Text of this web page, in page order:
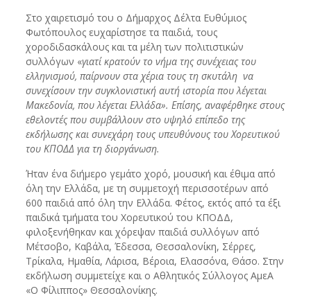
Στο χαιρετισμό του ο Δήμαρχος Δέλτα Ευθύμιος
Φωτόπουλος ευχαρίστησε τα παιδιά, τους
χοροδιδασκάλους και τα μέλη των πολιτιστικών
συλλόγων «γιατί κρατούν το νήμα της συνέχειας του
ελληνισμού, παίρνουν στα χέρια τους τη σκυτάλη να
συνεχίσουν την συγκλονιστική αυτή ιστορία που λέγεται
Μακεδονία, που λέγεται Ελλάδα». Επίσης, αναφέρθηκε στους
εθελοντές που συμβάλλουν στο υψηλό επίπεδο της
εκδήλωσης και συνεχάρη τους υπευθύνους του Χορευτικού
του ΚΠΟΔΔ για τη διοργάνωση.
Ήταν ένα διήμερο γεμάτο χορό, μουσική και έθιμα από
όλη την Ελλάδα, με τη συμμετοχή περισσοτέρων από
600 παιδιά από όλη την Ελλάδα. Φέτος, εκτός από τα έξι
παιδικά τμήματα του Χορευτικού του ΚΠΟΔΔ,
φιλοξενήθηκαν και χόρεψαν παιδιά συλλόγων από
Μέτσοβο, Καβάλα, Έδεσσα, Θεσσαλονίκη, Σέρρες,
Τρίκαλα, Ημαθία, Λάρισα, Βέροια, Ελασσόνα, Θάσο. Στην
εκδήλωση συμμετείχε και ο Αθλητικός Σύλλογος ΑμεΑ
«Ο Φίλιππος» Θεσσαλονίκης.